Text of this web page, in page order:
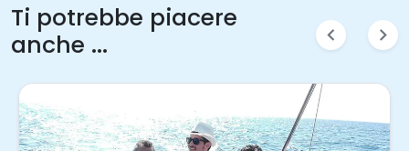
Ti potrebbe piacere
anche ...
chevron_left chevron_right